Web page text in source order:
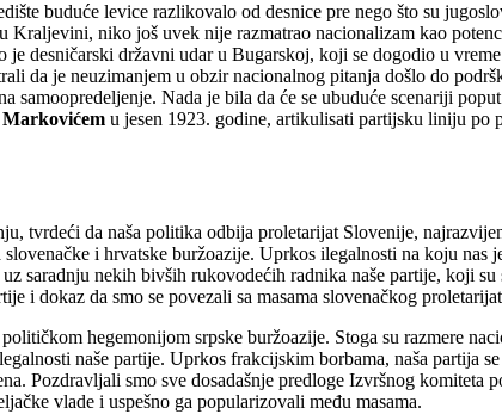
buduće levice razlikovalo od desnice pre nego što su
niko još uvek nije razmatrao nacionalizam kao
desničarski državni udar u Bugarskoj, koji se dogodio u
je neuzimanjem u obzir nacionalnog pitanja došlo do
Nada je bila da će se ubuduće scenariji
Markovićem u jesen 1923. godine, artikulisati partijsku liniju po
tvrdeći da naša politika odbija proletarijat Slovenije,
i hrvatske buržoazije. Uprkos ilegalnosti na koju nas
saradnju nekih bivših rukovodećih radnika naše partije, koji
i dokaz da smo se povezali sa masama slovenačkog
hegemonijom srpske buržoazije. Stoga su razmere
naše partije. Uprkos frakcijskim borbama, naša partija
Pozdravljali smo sve dosadašnje predloge Izvršnog komiteta
vlade i uspešno ga popularizovali među masama.